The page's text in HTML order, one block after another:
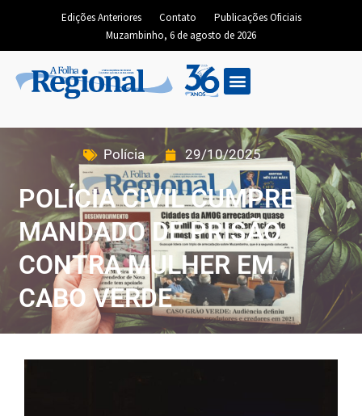
Edições Anteriores Contato
Publicações Oficiais
Muzambinho, 6 de agosto de 2026
Polícia 29/10/2025
POLÍCIA CIVIL CUMPRE
MANDADO DE PRISÃO
CONTRA MULHER EM
CABO VERDE